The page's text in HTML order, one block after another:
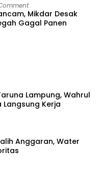
Mikdar Desak
Gagal Panen
Lampung, Wahrul
Langsung Kerja
Anggaran, Water